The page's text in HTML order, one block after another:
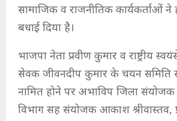
सामाजिक व राजनीतिक कार्यकर्ताओं
बधाई दिया है।
भाजपा नेता प्रवीण कुमार व राष्ट्रीय
सेवक जीवनदीप कुमार के चयन
नामित होने पर अभाविप जिला
विभाग सह संयोजक आकाश श्रीवास्तव,